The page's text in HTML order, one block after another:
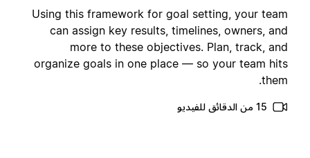
Using this framework for goal setting, your
can assign key results, timelines, owners,
more to these objectives. Plan, track,
organize goals in one place — so your team
15 من الدقائق للفيديو